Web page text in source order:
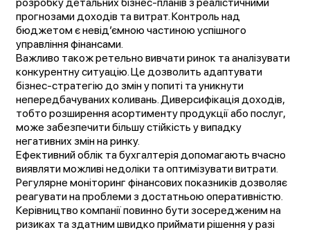
розробку детальних бізнес-планів з реалістичними
прогнозами доходів та витрат. Контроль над
бюджетом є невід’ємною частиною успішного
управління фінансами.
Важливо також ретельно вивчати ринок та аналізувати
конкурентну ситуацію. Це дозволить адаптувати
бізнес-стратегію до змін у попиті та уникнути
непередбачуваних коливань. Диверсифікація доходів,
тобто розширення асортименту продукції або послуг,
може забезпечити більшу стійкість у випадку
негативних змін на ринку.
Ефективний облік та бухгалтерія допомагають вчасно
виявляти можливі недоліки та оптимізувати витрати.
Регулярне моніторинг фінансових показників дозволяє
реагувати на проблеми з достатньою оперативністю.
Керівництво компанії повинно бути зосередженим на
ризиках та здатним швидко приймати рішення у разі